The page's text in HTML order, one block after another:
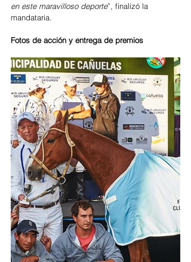
en este maravilloso deporte”, finalizó la
mandataria.
Fotos de acción y entrega de premios